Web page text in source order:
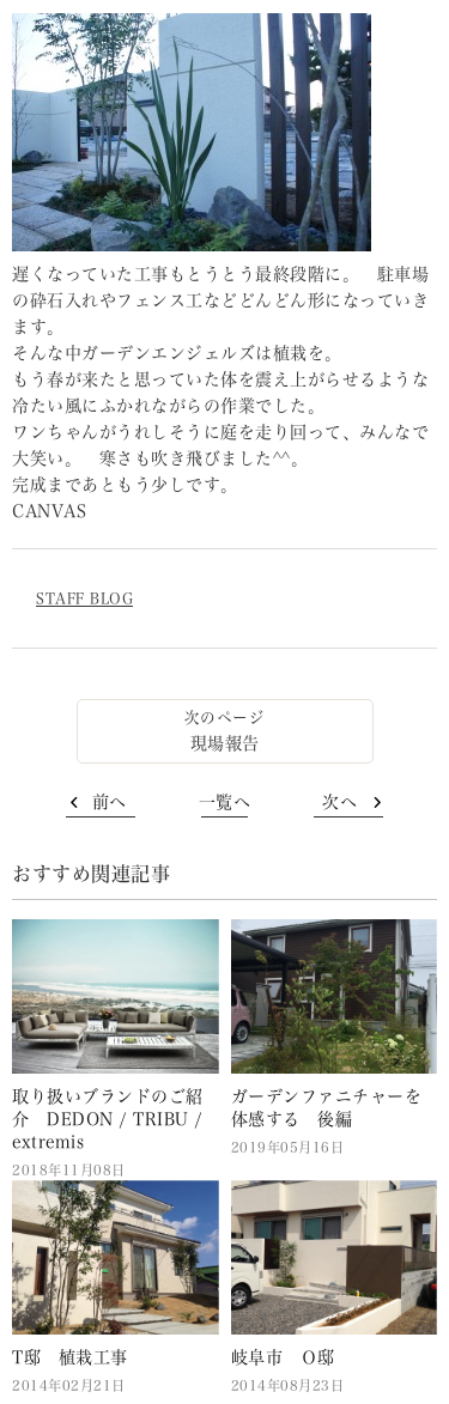
遅くなっていた工事もとうとう最終段階に。 駐車場
の砕石入れやフェンス工などどんどん形になっていき
ます。
そんな中ガーデンエンジェルズは植栽を。
もう春が来たと思っていた体を震え上がらせるような
冷たい風にふかれながらの作業でした。
ワンちゃんがうれしそうに庭を走り回って、みんなで
大笑い。 寒さも吹き飛びました^^。
完成まであともう少しです。
CANVAS
STAFF BLOG
現場報告
前へ 一覧へ 次へ
おすすめ関連記事
取り扱いブランドのご紹
介 DEDON / TRIBU /
extremis
2018年11月08日
ガーデンファニチャーを
体感する 後編
2019年05月16日
T邸 植栽工事
2014年02月21日
岐阜市 Ｏ邸
2014年08月23日